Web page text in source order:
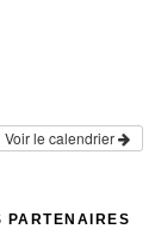
Voir le calendrier
PARTENAIRES